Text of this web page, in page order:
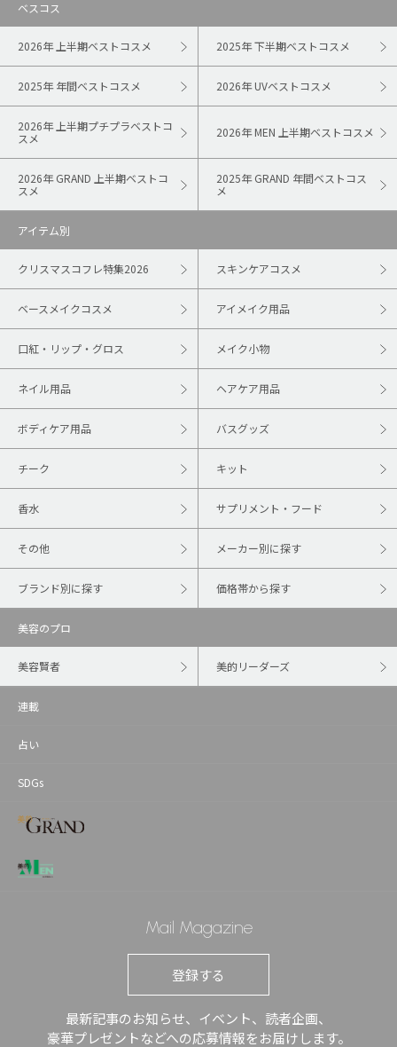
ベスコス
2026年 上半期ベストコスメ 2025年 下半期ベストコスメ
2025年 年間ベストコスメ 2026年 UVベストコスメ
2026年 上半期プチプラベストコ
スメ
2026年 MEN 上半期ベストコスメ
2026年 GRAND 上半期ベストコ
スメ
2025年 GRAND 年間ベストコス
メ
アイテム別
クリスマスコフレ特集2026 スキンケアコスメ
ベースメイクコスメ アイメイク用品
口紅・リップ・グロス メイク小物
ネイル用品 ヘアケア用品
ボディケア用品 バスグッズ
チーク キット
香水 サプリメント・フード
その他 メーカー別に探す
ブランド別に探す 価格帯から探す
美容のプロ
美容賢者 美的リーダーズ
連載
占い
SDGs
Mail Magazine
登録する
最新記事のお知らせ、イベント、読者企画、
豪華プレゼントなどへの応募情報をお届けします。